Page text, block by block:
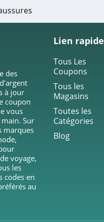
des
à jour
coupon
vous
Sur
marques
voyage,
les
codes en
au
Lien rapide
Tous Les
Coupons
Tous les
Magasins
Toutes les
Catégories
Blog